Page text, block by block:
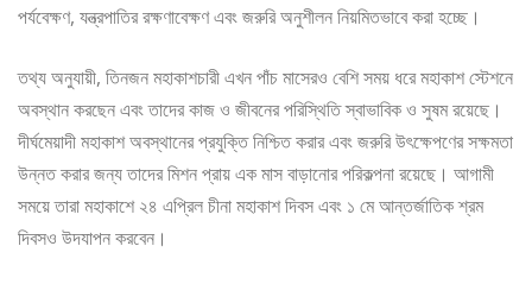
পর্যবেক্ষণ, যন্ত্রপাতির রক্ষণাবেক্ষণ এবং জরুরি অনুশীলন নিয়মিতভাবে করা হচ্ছে।
তথ্য অনুযায়ী, তিনজন মহাকাশচারী এখন পাঁচ মাসেরও বেশি সময় ধরে মহাকাশ স্টেশনে
অবস্থান করছেন এবং তাদের কাজ ও জীবনের পরিস্থিতি স্বাভাবিক ও সুষম রয়েছে।
দীর্ঘমেয়াদী মহাকাশ অবস্থানের প্রযুক্তি নিশ্চিত করার এবং জরুরি উৎক্ষেপণের সক্ষমতা
উন্নত করার জন্য তাদের মিশন প্রায় এক মাস বাড়ানোর পরিকল্পনা রয়েছে। আগামী
সময়ে তারা মহাকাশে ২৪ এপ্রিল চীনা মহাকাশ দিবস এবং ১ মে আন্তর্জাতিক শ্রম
দিবসও উদযাপন করবেন।